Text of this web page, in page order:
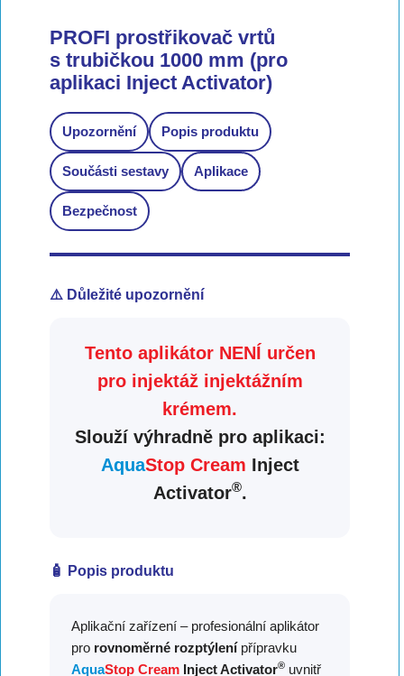
PROFI prostřikovač vrtů
s trubičkou 1000 mm (pro
aplikaci Inject Activator)
Upozornění Popis produktu
Součásti sestavy Aplikace
Bezpečnost
⚠️ Důležité upozornění
Tento aplikátor NENÍ určen
pro injektáž injektážním
krémem.
Slouží výhradně pro aplikaci:
AquaStop Cream Inject
Activator®.
🧴 Popis produktu
Aplikační zařízení – profesionální aplikátor
pro rovnoměrné rozptýlenípřípravku
AquaStop Cream Inject Activator® uvnitř